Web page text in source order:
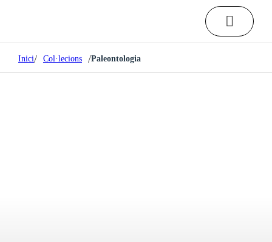
Inici/ Col·lecions /Paleontologia